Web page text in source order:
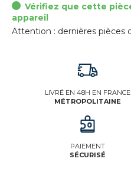
Vérifiez que cette
appareil
Attention : dernières pièces
LIVRÉ EN 48H EN FRANCE
MÉTROPOLITAINE
PAIEMENT
SÉCURISÉ